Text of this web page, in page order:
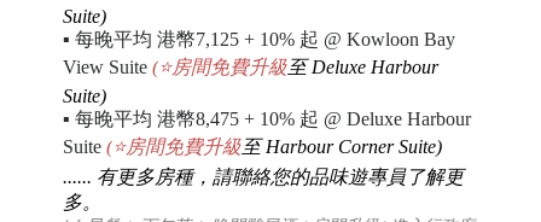
Suite)
▪每晚平均 港幣7,125 + 10% 起 @ Kowloon Bay
View Suite (⭐房間免費升級至 Deluxe Harbour
Suite)
▪每晚平均 港幣8,475 + 10% 起 @ Deluxe Harbour
Suite (⭐房間免費升級至 Harbour Corner Suite)
...... 有更多房種，請聯絡您的品味遊專員了解更
多。